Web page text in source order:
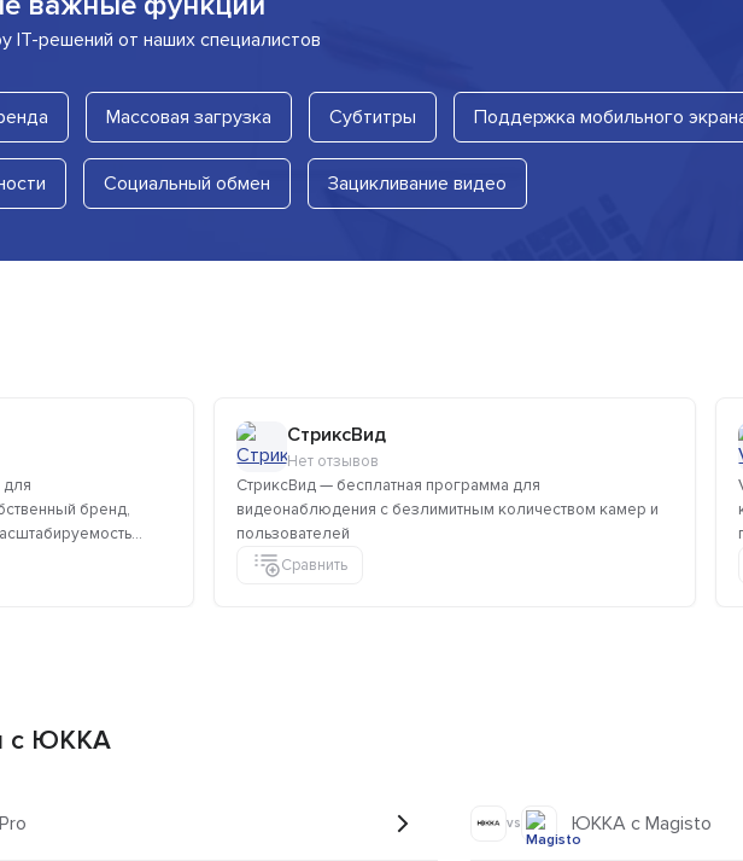
IT-решений от наших специалистов
Массовая загрузка Субтитры Поддержка мобильного
Социальный обмен Зацикливание видео
бренд,
СтриксВид
Нет отзывов
СтриксВид — бесплатная программа для
видеонаблюдения с безлимитным количеством камер и
пользователей
Сравнить
с ЮККА
vs ЮККА с Magisto